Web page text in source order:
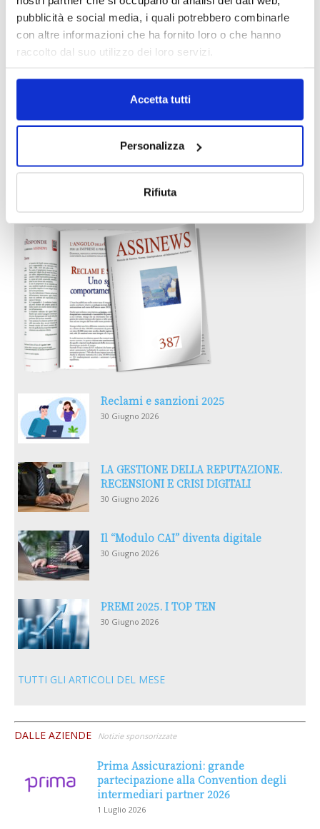
pubblicità e social media, i quali potrebbero combinarle
con altre informazioni che ha fornito loro o che hanno
raccolto dal suo utilizzo dei loro servizi.
Accetta tutti
Personalizza
Rifiuta
Prima Assicurazioni: grande
partecipazione alla Convention degli
intermediari partner 2026
dell’IA sul futuro e oltre)
1 Luglio 2026
IL MENSILE ASSINEWS LUGLIO-
Reclami e sanzioni 2025
30 Giugno 2026
LA GESTIONE DELLA REPUTAZIONE.
RECENSIONI E CRISI DIGITALI
30 Giugno 2026
Il “Modulo CAI” diventa digitale
30 Giugno 2026
PREMI 2025. I TOP TEN
30 Giugno 2026
TUTTI GLI ARTICOLI DEL MESE
DALLE AZIENDE Notizie sponsorizzate
Prima Assicurazioni: grande
partecipazione alla Convention degli
intermediari partner 2026
1 Luglio 2026